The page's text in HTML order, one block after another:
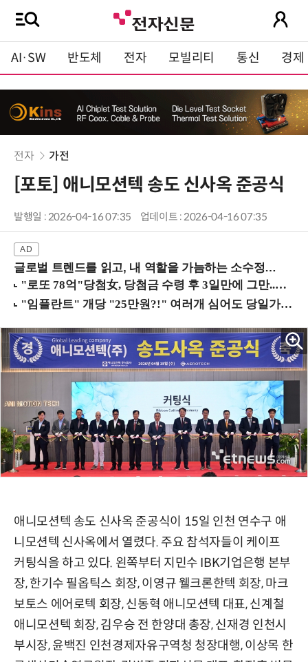
AI·SW 반도체 전자 모빌리티 통신 경제
전자 가전
[포토] 애니모션텍 송도 신사옥 준공식
발행일 : 2026-04-16 07:35 업데이트 : 2026-04-16 07:35
글로벌 트렌드를 읽고, 내 역할을 가늠하는 소수정예 실습 워크숍 (8/28 신논현역)
애니모션텍 송도 신사옥 준공식이 15일 인천 연수구 애
니모션텍 신사옥에서 열렸다. 주요 참석자들이 케이프
커팅식을 하고 있다. 왼쪽부터 지민수 IBK기업은행 본부
장, 한기수 필옵틱스 회장, 이영규 웰크론한텍 회장, 마크
보토스 에어로텍 회장, 신동혁 애니모션텍 대표, 신계철
애니모션텍 회장, 김우승 전 한양대 총장, 신재경 인천시
부시장, 윤백진 인천경제자유구역청 청장대행, 이상목 한